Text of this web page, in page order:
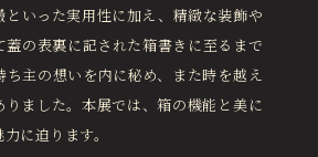
といった実用性に加え、精緻な装飾や
蓋の表裏に記された箱書きに至るまで
主の想いを内に秘め、また時を越え
りました。本展では、箱の機能と美に
に迫ります。